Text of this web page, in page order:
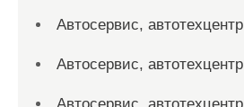
Автосервис, автотехцентр
Автосервис, автотехцентр